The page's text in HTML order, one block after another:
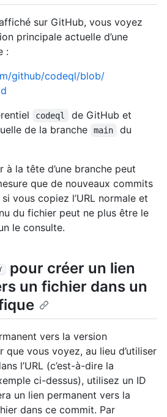
sur GitHub, vous voyez
principale actuelle d’une
:
github/codeql/blob/
codeql
de GitHub et
de la branche
main
du
à la tête d’une branche peut
que de nouveaux commits
vous copiez l’URL normale et
du fichier peut ne plus être le
le consulte.
pour créer un lien
un fichier dans un
vers la version
que vous voyez, au lieu d’utiliser
l’URL (c’est-à-dire la
ci-dessus), utilisez un ID
un lien permanent vers la
dans ce commit. Par